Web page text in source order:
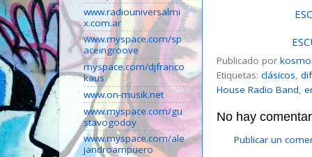
Publicado por
Etiquetas: clásicos,
House Radio Band,
No hay
Publicar un
www.radiouniversalmi
x.com.ar
www.myspace.com/sp
aceingroove
myspace.com/djfranco
kaus
www.on-musik.net
www.myspace.com/gu
stavogodoy
www.myspace.com/ale
jandroampuero